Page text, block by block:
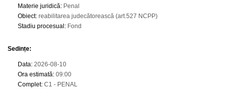
Materie juridică: Penal
Obiect: reabilitarea judecătorească (art.527 NCPP)
Stadiu procesual : Fond
Sedințe:
Data: 2026-08-10
Ora estimată: 09:00
Complet: C1 - PENAL